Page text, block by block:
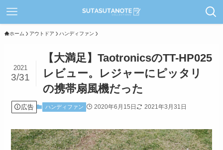
ホーム アウトドア ハンディファン
【大満足】TaotronicsのTT-HP025
レビュー。レジャーにピッタリ
の携帯扇風機だった
2021
3/31
広告 ハンディファン 2020年6月15日 2021年3月31日